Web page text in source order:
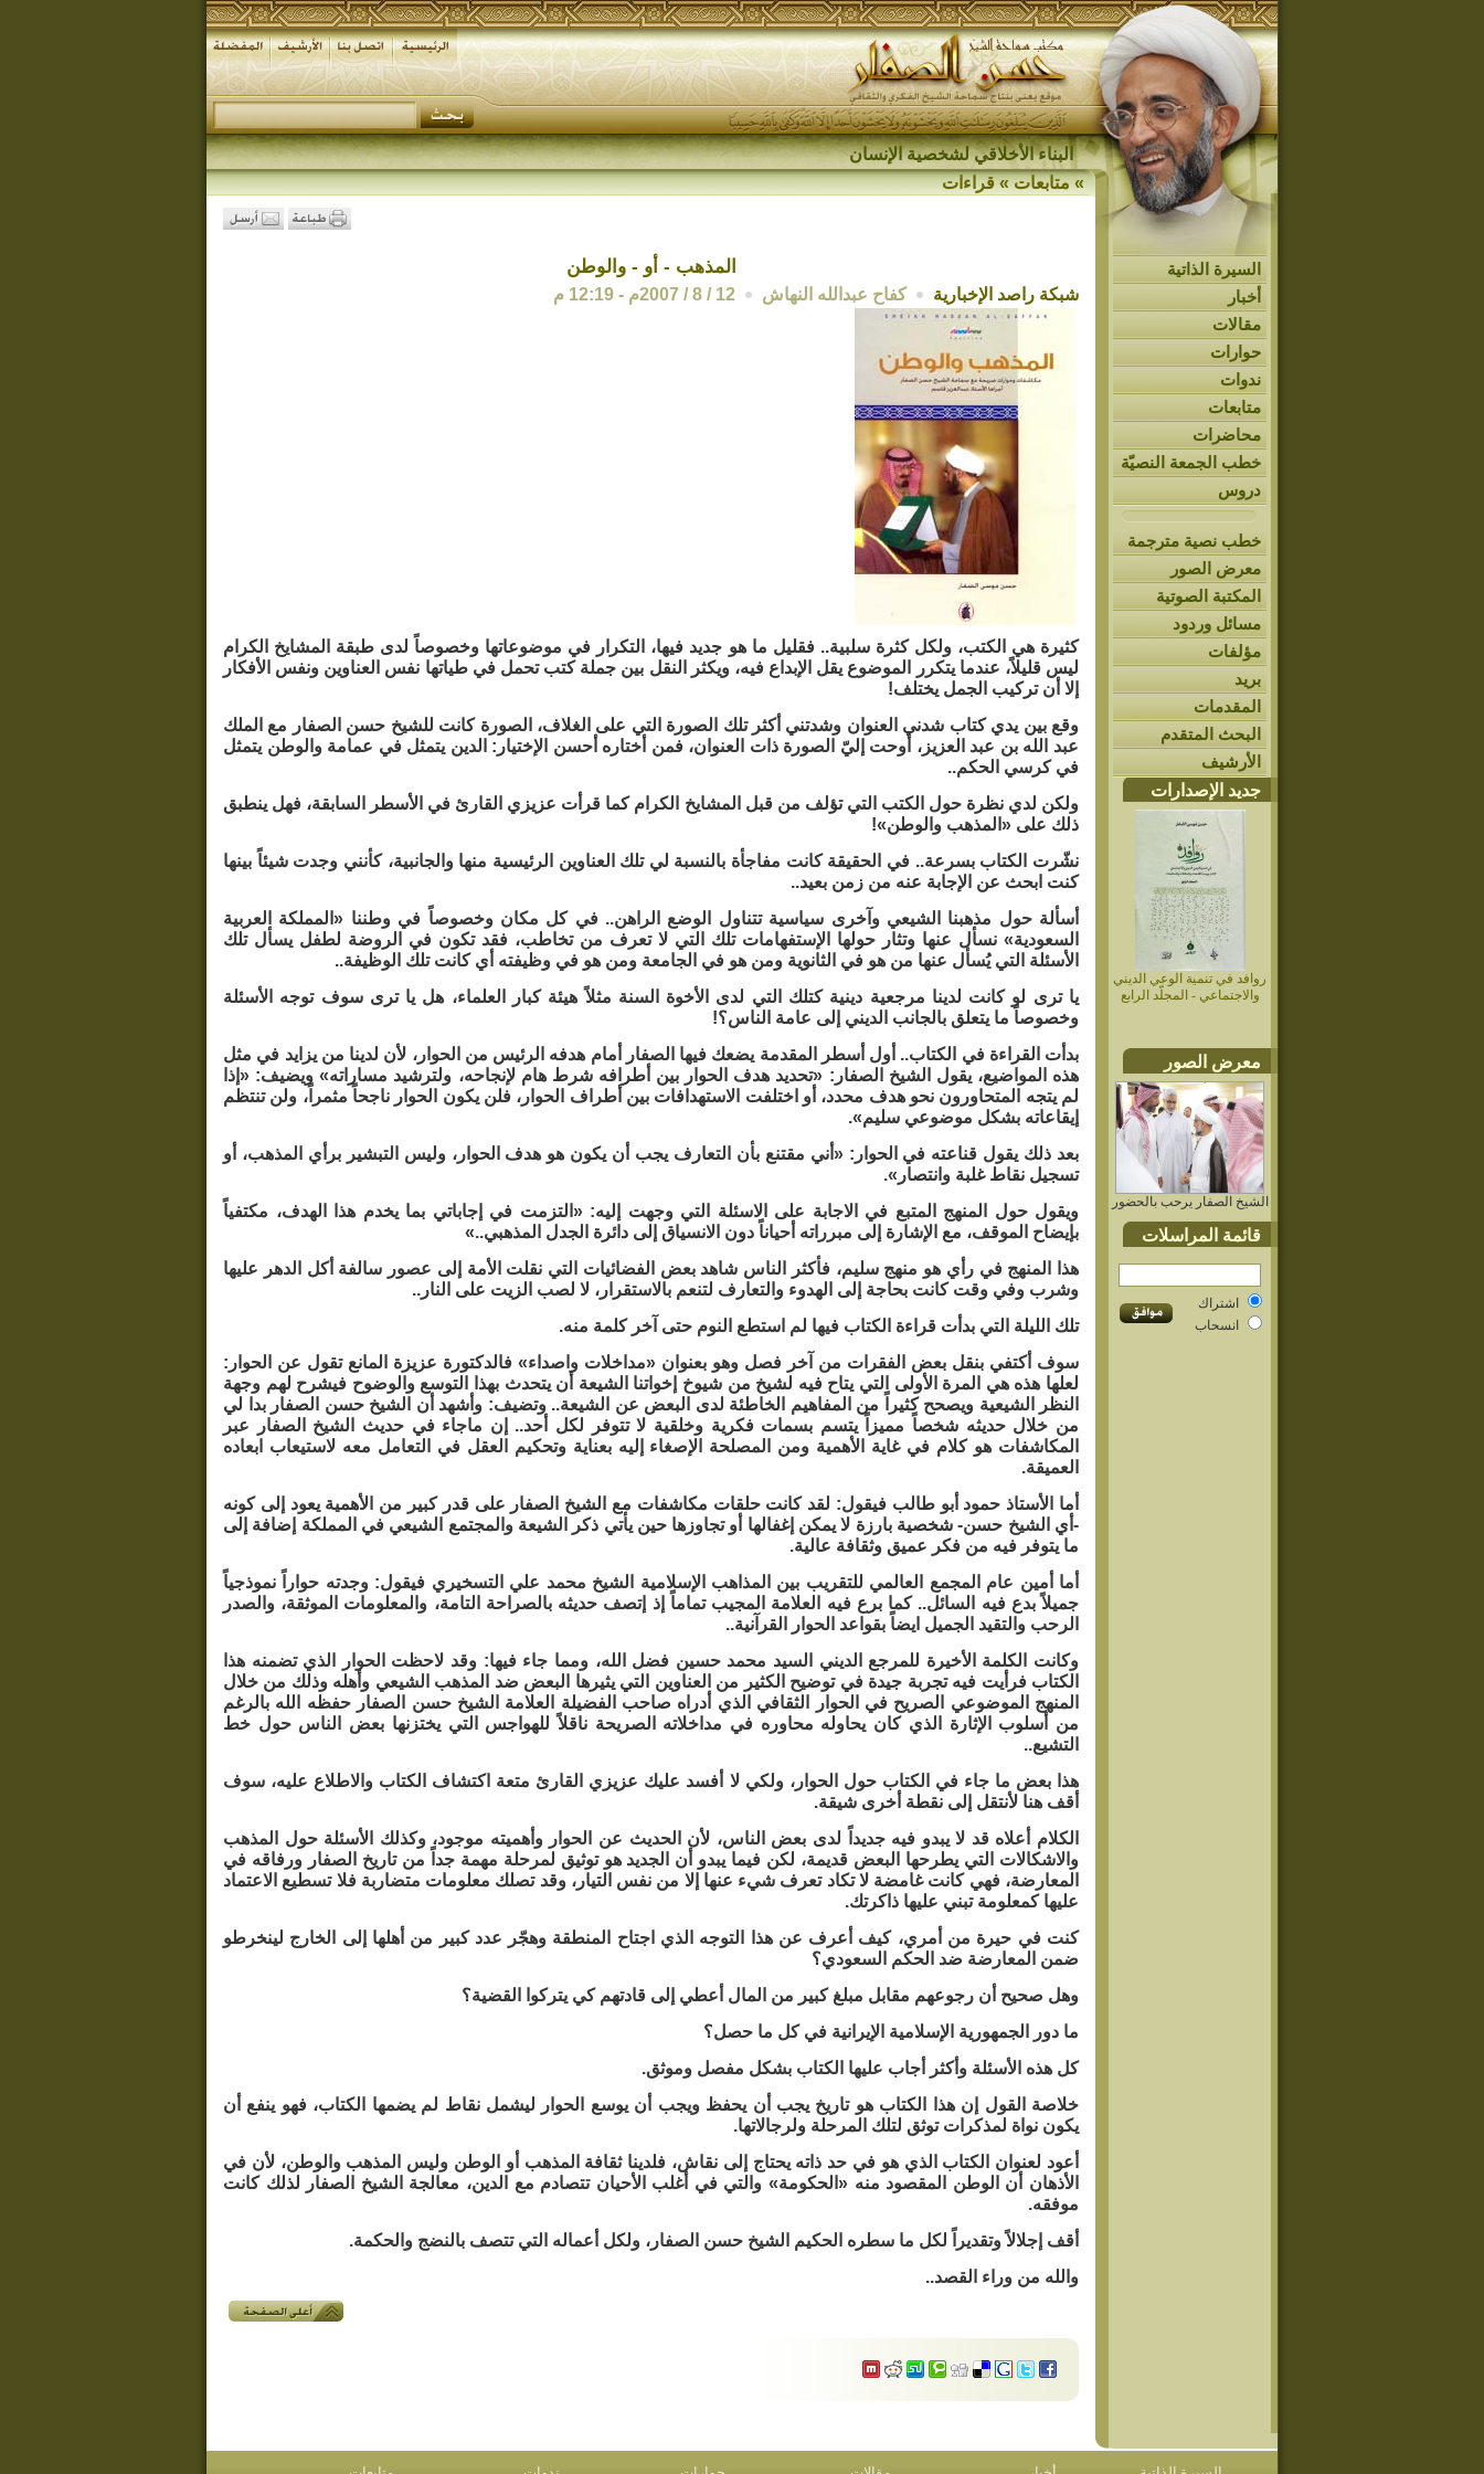
البناء الأخلاقي لشخصية الإنسان
السيرة الذاتية
أخبار
مقالات
حوارات
ندوات
متابعات
محاضرات
خطب الجمعة النصيّة
دروس
خطب نصية مترجمة
معرض الصور
المكتبة الصوتية
مسائل وردود
مؤلفات
بريد
المقدمات
البحث المتقدم
الأرشيف
جديد الإصدارات
روافد في تنمية الوعي الديني
والاجتماعي - المجلّد الرابع
معرض الصور
الشيخ الصفار يرحب بالحضور
قائمة المراسلات
اشتراك
انسحاب
»متابعات»قراءات
المذهب - أو - والوطن
شبكة راصد الإخبارية كفاح عبدالله النهاش 12 / 8 / 2007م - 12:19 م
كثيرة هي الكتب، ولكل كثرة سلبية.. فقليل ما هو جديد فيها، التكرار في موضوعاتها وخصوصاً لدى طبقة المشايخ الكرام
ليس قليلاً، عندما يتكرر الموضوع يقل الإبداع فيه، ويكثر النقل بين جملة كتب تحمل في طياتها نفس العناوين ونفس الأفكار
إلا أن تركيب الجمل يختلف!
وقع بين يدي كتاب شدني العنوان وشدتني أكثر تلك الصورة التي على الغلاف، الصورة كانت للشيخ حسن الصفار مع الملك
عبد الله بن عبد العزيز، أوحت إليّ الصورة ذات العنوان، فمن أختاره أحسن الإختيار: الدين يتمثل في عمامة والوطن يتمثل
في كرسي الحكم..
ولكن لدي نظرة حول الكتب التي تؤلف من قبل المشايخ الكرام كما قرأت عزيزي القارئ في الأسطر السابقة، فهل ينطبق
ذلك على «المذهب والوطن»!
نشّرت الكتاب بسرعة.. في الحقيقة كانت مفاجأة بالنسبة لي تلك العناوين الرئيسية منها والجانبية، كأنني وجدت شيئاً بينها
كنت ابحث عن الإجابة عنه من زمن بعيد..
أسألة حول مذهبنا الشيعي وآخرى سياسية تتناول الوضع الراهن.. في كل مكان وخصوصاً في وطننا «المملكة العربية
السعودية» نسأل عنها وتثار حولها الإستفهامات تلك التي لا تعرف من تخاطب، فقد تكون في الروضة لطفل يسأل تلك
الأسئلة التي يُسأل عنها من هو في الثانوية ومن هو في الجامعة ومن هو في وظيفته أي كانت تلك الوظيفة..
يا ترى لو كانت لدينا مرجعية دينية كتلك التي لدى الأخوة السنة مثلاً هيئة كبار العلماء، هل يا ترى سوف توجه الأسئلة
وخصوصاً ما يتعلق بالجانب الديني إلى عامة الناس؟!
بدأت القراءة في الكتاب.. أول أسطر المقدمة يضعك فيها الصفار أمام هدفه الرئيس من الحوار، لأن لدينا من يزايد في مثل
هذه المواضيع، يقول الشيخ الصفار: «تحديد هدف الحوار بين أطرافه شرط هام لإنجاحه، ولترشيد مساراته» ويضيف: «إذا
لم يتجه المتحاورون نحو هدف محدد، أو اختلفت الاستهدافات بين أطراف الحوار، فلن يكون الحوار ناجحاً مثمراً، ولن تنتظم
إيقاعاته بشكل موضوعي سليم».
بعد ذلك يقول قناعته في الحوار: «أني مقتنع بأن التعارف يجب أن يكون هو هدف الحوار، وليس التبشير برأي المذهب، أو
تسجيل نقاط غلبة وانتصار».
ويقول حول المنهج المتبع في الاجابة على الاسئلة التي وجهت إليه: «التزمت في إجاباتي بما يخدم هذا الهدف، مكتفياً
بإيضاح الموقف، مع الإشارة إلى مبرراته أحياناً دون الانسياق إلى دائرة الجدل المذهبي..»
هذا المنهج في رأي هو منهج سليم، فأكثر الناس شاهد بعض الفضائيات التي نقلت الأمة إلى عصور سالفة أكل الدهر عليها
وشرب وفي وقت كانت بحاجة إلى الهدوء والتعارف لتنعم بالاستقرار، لا لصب الزيت على النار..
تلك الليلة التي بدأت قراءة الكتاب فيها لم استطع النوم حتى آخر كلمة منه.
سوف أكتفي بنقل بعض الفقرات من آخر فصل وهو بعنوان «مداخلات واصداء» فالدكتورة عزيزة المانع تقول عن الحوار:
لعلها هذه هي المرة الأولى التي يتاح فيه لشيخ من شيوخ إخواتنا الشيعة أن يتحدث بهذا التوسع والوضوح فيشرح لهم وجهة
النظر الشيعية ويصحح كثيراً من المفاهيم الخاطئة لدى البعض عن الشيعة.. وتضيف: وأشهد أن الشيخ حسن الصفار بدا لي
من خلال حديثه شخصاً مميزاً يتسم بسمات فكرية وخلقية لا تتوفر لكل أحد.. إن ماجاء في حديث الشيخ الصفار عبر
المكاشفات هو كلام في غاية الأهمية ومن المصلحة الإصغاء إليه بعناية وتحكيم العقل في التعامل معه لاستيعاب ابعاده
العميقة.
أما الأستاذ حمود أبو طالب فيقول: لقد كانت حلقات مكاشفات مع الشيخ الصفار على قدر كبير من الأهمية يعود إلى كونه
-أي الشيخ حسن- شخصية بارزة لا يمكن إغفالها أو تجاوزها حين يأتي ذكر الشيعة والمجتمع الشيعي في المملكة إضافة إلى
ما يتوفر فيه من فكر عميق وثقافة عالية.
أما أمين عام المجمع العالمي للتقريب بين المذاهب الإسلامية الشيخ محمد علي التسخيري فيقول: وجدته حواراً نموذجياً
جميلاً بدع فيه السائل.. كما برع فيه العلامة المجيب تماماً إذ إتصف حديثه بالصراحة التامة، والمعلومات الموثقة، والصدر
الرحب والتقيد الجميل ايضاً بقواعد الحوار القرآنية..
وكانت الكلمة الأخيرة للمرجع الديني السيد محمد حسين فضل الله، ومما جاء فيها: وقد لاحظت الحوار الذي تضمنه هذا
الكتاب فرأيت فيه تجربة جيدة في توضيح الكثير من العناوين التي يثيرها البعض ضد المذهب الشيعي وأهله وذلك من خلال
المنهج الموضوعي الصريح في الحوار الثقافي الذي أدراه صاحب الفضيلة العلامة الشيخ حسن الصفار حفظه الله بالرغم
من أسلوب الإثارة الذي كان يحاوله محاوره في مداخلاته الصريحة ناقلاً للهواجس التي يختزنها بعض الناس حول خط
التشيع..
هذا بعض ما جاء في الكتاب حول الحوار، ولكي لا أفسد عليك عزيزي القارئ متعة اكتشاف الكتاب والاطلاع عليه، سوف
أقف هنا لأنتقل إلى نقطة أخرى شيقة.
الكلام أعلاه قد لا يبدو فيه جديداً لدى بعض الناس، لأن الحديث عن الحوار وأهميته موجود، وكذلك الأسئلة حول المذهب
والاشكالات التي يطرحها البعض قديمة، لكن فيما يبدو أن الجديد هو توثيق لمرحلة مهمة جداً من تاريخ الصفار ورفاقه في
المعارضة، فهي كانت غامضة لا تكاد تعرف شيء عنها إلا من نفس التيار، وقد تصلك معلومات متضاربة فلا تسطيع الاعتماد
عليها كمعلومة تبني عليها ذاكرتك.
كنت في حيرة من أمري، كيف أعرف عن هذا التوجه الذي اجتاح المنطقة وهجّر عدد كبير من أهلها إلى الخارج لينخرطو
ضمن المعارضة ضد الحكم السعودي؟
وهل صحيح أن رجوعهم مقابل مبلغ كبير من المال أعطي إلى قادتهم كي يتركوا القضية؟
ما دور الجمهورية الإسلامية الإيرانية في كل ما حصل؟
كل هذه الأسئلة وأكثر أجاب عليها الكتاب بشكل مفصل وموثق.
خلاصة القول إن هذا الكتاب هو تاريخ يجب أن يحفظ ويجب أن يوسع الحوار ليشمل نقاط لم يضمها الكتاب، فهو ينفع أن
يكون نواة لمذكرات توثق لتلك المرحلة ولرجالاتها.
أعود لعنوان الكتاب الذي هو في حد ذاته يحتاج إلى نقاش، فلدينا ثقافة المذهب أو الوطن وليس المذهب والوطن، لأن في
الأذهان أن الوطن المقصود منه «الحكومة» والتي في أغلب الأحيان تتصادم مع الدين، معالجة الشيخ الصفار لذلك كانت
موفقه.
أقف إجلالاً وتقديراً لكل ما سطره الحكيم الشيخ حسن الصفار، ولكل أعماله التي تتصف بالنضج والحكمة.
والله من وراء القصد..